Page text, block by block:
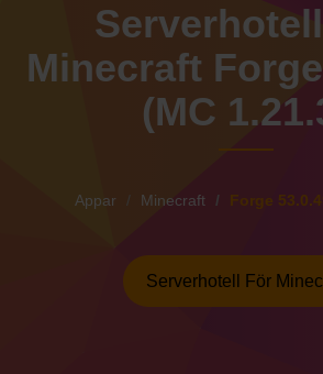
Minecraft
(MC
Appar Minecraft Forge
Serverhotell För